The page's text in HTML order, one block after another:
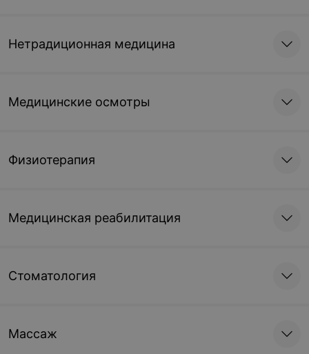
Нетрадиционная медицина
Медицинские осмотры
Физиотерапия
Медицинская реабилитация
Стоматология
Массаж